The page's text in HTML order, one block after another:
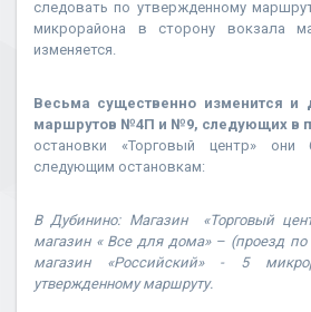
следовать по утвержденному
микрорайона в сторону вокзала
изменяется.
Весьма существенно изменится и
маршрутов №4П и №9, следующих в
остановки «Торговый центр» они
следующим остановкам:
В Дубинино: Магазин «Торговый
магазин « Все для дома» – (проезд
магазин «Российский» - 5
утвержденному маршруту.